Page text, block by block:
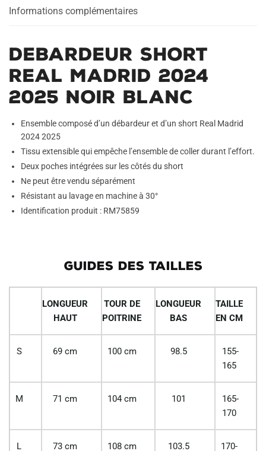
Blanc
Informations complémentaires
Debardeur Short
Real Madrid 2024
2025 Noir Blanc
Ensemble composé d’un débardeur et d’un short Real Madrid
2024 2025
Tissu extensible qui empêche l’ensemble de coller durant l’effort.
Deux poches intégrées sur les côtés du short
Ne peut être vendu séparément
Résistant au lavage en machine à 30°
Identification produit : RM75859
GUIDES DES TAILLES
LONGUEUR
HAUT
TOUR DE
POITRINE
LONGUEUR
BAS
TAILLE
EN CM
S 69 cm 100 cm 98.5
155-
165
M 71 cm 104 cm 101
165-
170
L 73 cm 108 cm 103.5
170-